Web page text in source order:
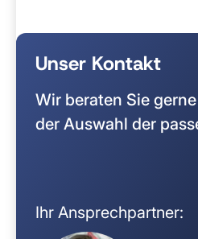
Unser Kontakt
Wir beraten Sie
der Auswahl der
Ihr Ansprechpartner: